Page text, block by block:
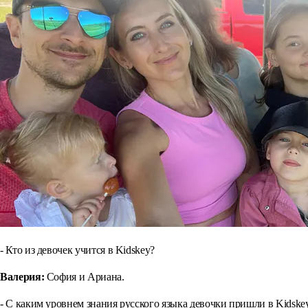
- Кто из девочек учится в Kidskey?
Валерия: София и Ариана.
- С каким уровнем знания русского языка девочки пришли в